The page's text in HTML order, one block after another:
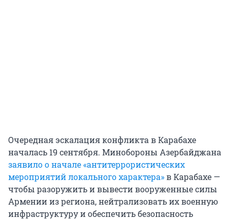
Очередная эскалация конфликта в Карабахе
началась 19 сентября. Минобороны Азербайджана
заявило о начале «антитеррористических
мероприятий локального характера»в Карабахе —
чтобы разоружить и вывести вооруженные силы
Армении из региона, нейтрализовать их военную
инфраструктуру и обеспечить безопасность